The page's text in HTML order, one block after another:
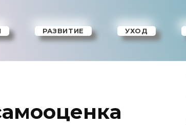
РАЗВИТИЕ УХОД